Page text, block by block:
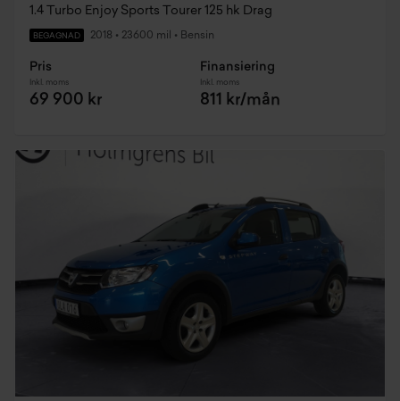
1.4 Turbo Enjoy Sports Tourer 125 hk Drag
BEGAGNAD 2018 • 23600 mil • Bensin
Pris
Inkl. moms
69 900 kr
Finansiering
Inkl. moms
811 kr/mån